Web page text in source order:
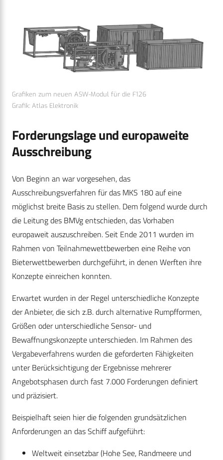
Grafiken zum neuen ASW-Modul für die F126
Grafik: Atlas Elektronik
Forderungslage und europaweite
Ausschreibung
Von Beginn an war vorgesehen, das
Ausschreibungsverfahren für das MKS 180 auf eine
möglichst breite Basis zu stellen. Dem folgend wurde durch
die Leitung des BMVg entschieden, das Vorhaben
europaweit auszuschreiben. Seit Ende 2011 wurden im
Rahmen von Teilnahmewettbewerben eine Reihe von
Bieterwettbewerben durchgeführt, in denen Werften ihre
Konzepte einreichen konnten.
Erwartet wurden in der Regel unterschiedliche Konzepte
der Anbieter, die sich z.B. durch alternative Rumpfformen,
Größen oder unterschiedliche Sensor- und
Bewaffnungskonzepte unterschieden. Im Rahmen des
Vergabeverfahrens wurden die geforderten Fähigkeiten
unter Berücksichtigung der Ergebnisse mehrerer
Angebotsphasen durch fast 7.000 Forderungen definiert
und präzisiert.
Beispielhaft seien hier die folgenden grundsätzlichen
Anforderungen an das Schiff aufgeführt:
Weltweit einsetzbar (Hohe See, Randmeere und